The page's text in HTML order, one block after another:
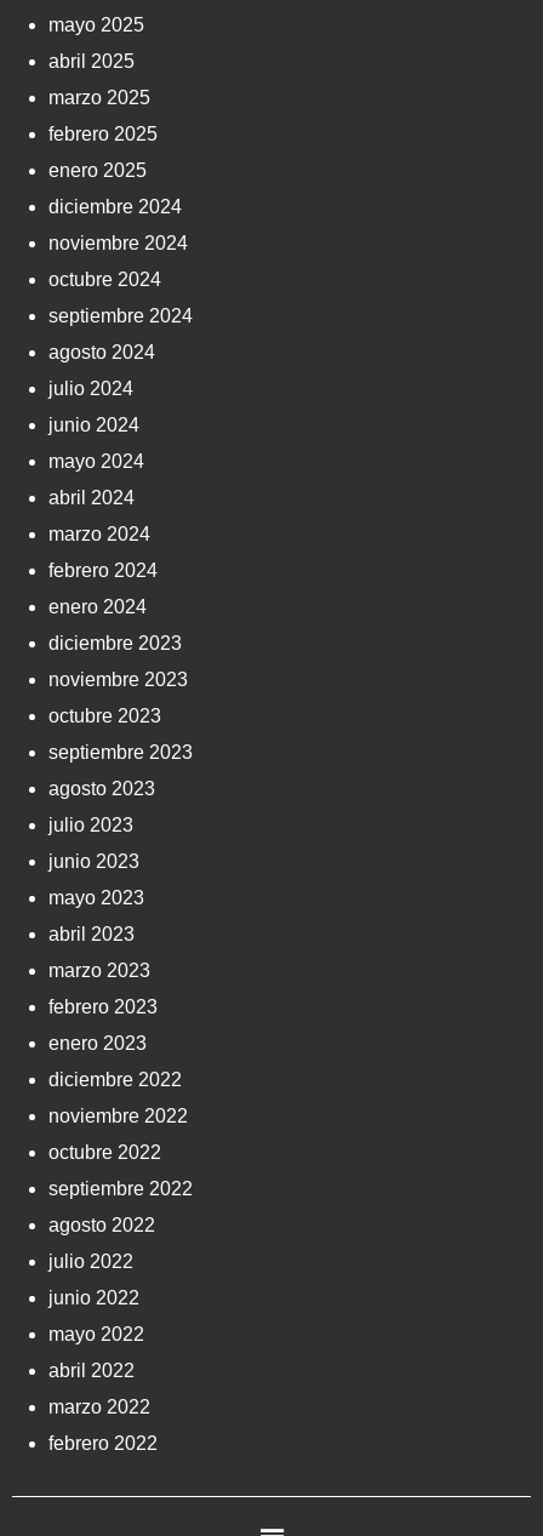
mayo 2025
abril 2025
marzo 2025
febrero 2025
enero 2025
diciembre 2024
noviembre 2024
octubre 2024
septiembre 2024
agosto 2024
julio 2024
junio 2024
mayo 2024
abril 2024
marzo 2024
febrero 2024
enero 2024
diciembre 2023
noviembre 2023
octubre 2023
septiembre 2023
agosto 2023
julio 2023
junio 2023
mayo 2023
abril 2023
marzo 2023
febrero 2023
enero 2023
diciembre 2022
noviembre 2022
octubre 2022
septiembre 2022
agosto 2022
julio 2022
junio 2022
mayo 2022
abril 2022
marzo 2022
febrero 2022